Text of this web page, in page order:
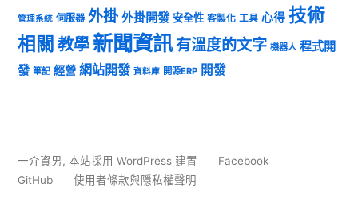
管理系統 伺服器 外掛 外掛開發 安全性 客製化 工具 心得 技術
相關 教學 新聞資訊有溫度的文字 機器人 程式開
發 筆記 經營 網站開發 資料庫 開源ERP 開發
一介資男, 本站採用 WordPress 建置
Facebook
GitHub
使用者條款與隱私權聲明